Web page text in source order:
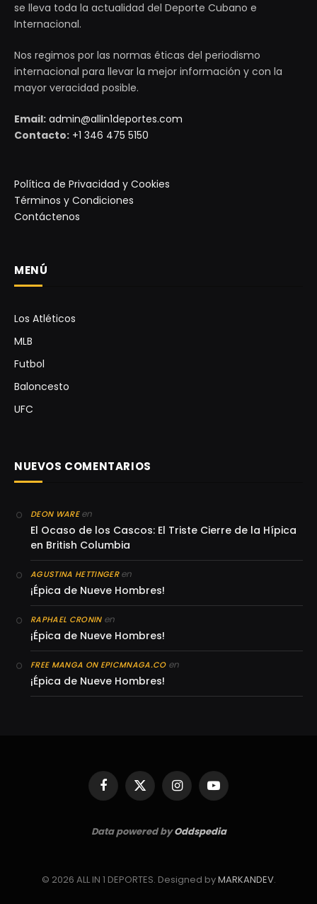
se lleva toda la actualidad del Deporte Cubano e
Internacional.
Nos regimos por las normas éticas del periodismo
internacional para llevar la mejor información y con la
mayor veracidad posible.
Email: admin@allin1deportes.com
Contacto: +1 346 475 5150
Política de Privacidad y Cookies
Términos y Condiciones
Contáctenos
MENÚ
Los Atléticos
MLB
Futbol
Baloncesto
UFC
NUEVOS COMENTARIOS
DEON WAREen
El Ocaso de los Cascos: El Triste Cierre de la Hípica
en British Columbia
AGUSTINA HETTINGERen
¡Épica de Nueve Hombres!
RAPHAEL CRONINen
¡Épica de Nueve Hombres!
FREE MANGA ON EPICMNAGA.COen
¡Épica de Nueve Hombres!
Facebook
X
(Twitter)
InstagramYouTube
Data powered byOddspedia
© 2026 ALL IN 1 DEPORTES. Designed byMARKANDEV.